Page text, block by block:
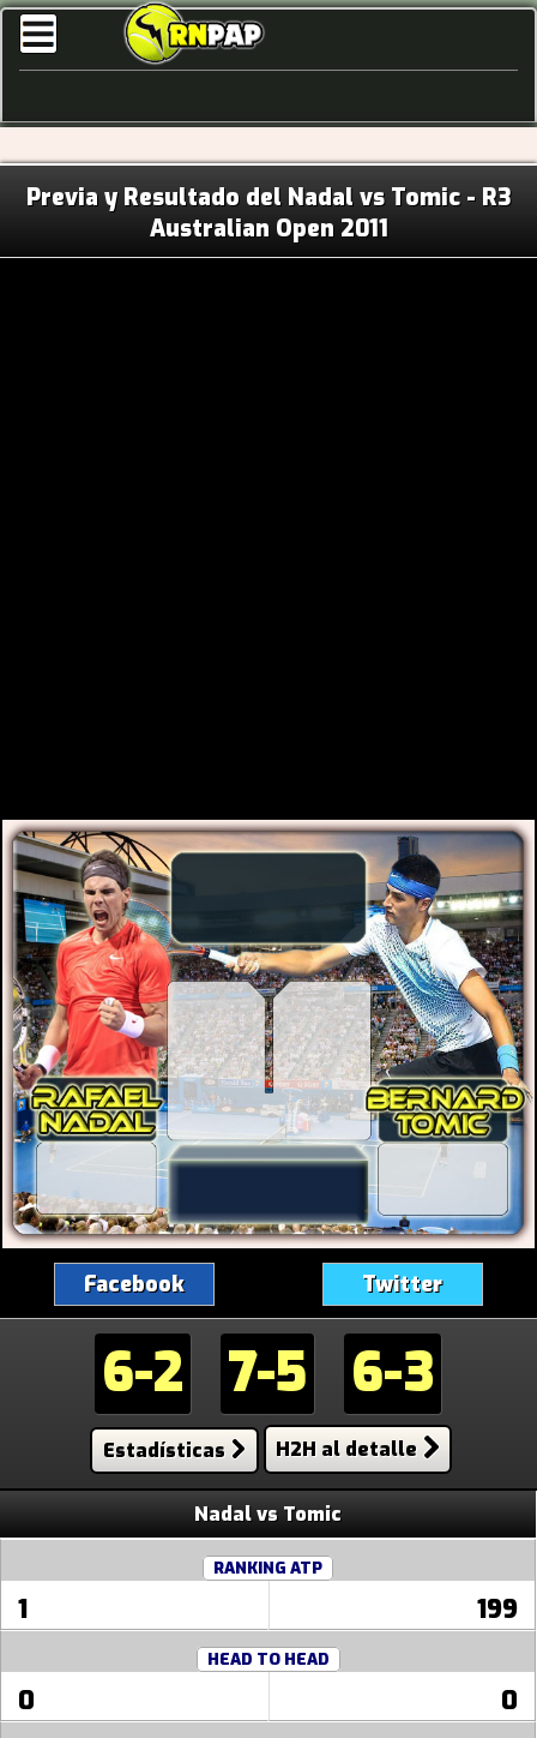
Previa y Resultado del Nadal vs Tomic - R3
Australian Open 2011
Nadal vs Tomic
RANKING ATP
1 199
HEAD TO HEAD
0 0
Facebook Twitter
6-2 7-5 6-3
Estadísticas H2H al detalle